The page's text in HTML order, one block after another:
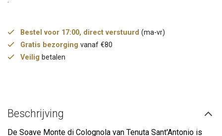
Bestel voor 17:00, direct verstuurd (ma-vr)
Gratis bezorging vanaf €80
Veilig betalen
Beschrijving
De Soave Monte di Colognola van Tenuta Sant'Antonio is